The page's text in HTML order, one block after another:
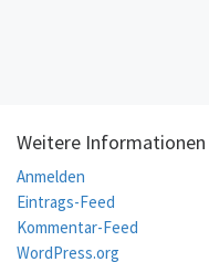
Weitere Informationen
Anmelden
Eintrags-Feed
Kommentar-Feed
WordPress.org